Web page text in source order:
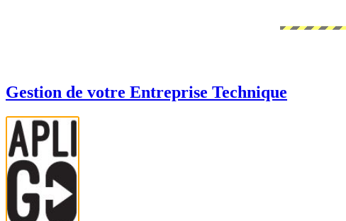
Gestion de votre Entreprise Technique